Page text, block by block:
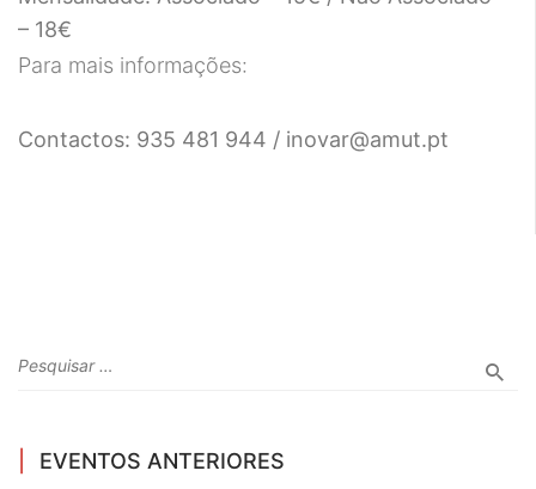
– 18€
Para mais informações:
Contactos: 935 481 944 / inovar@amut.pt
EVENTOS ANTERIORES